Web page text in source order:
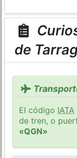
de
El código IATA
de tren, o
«QGN»